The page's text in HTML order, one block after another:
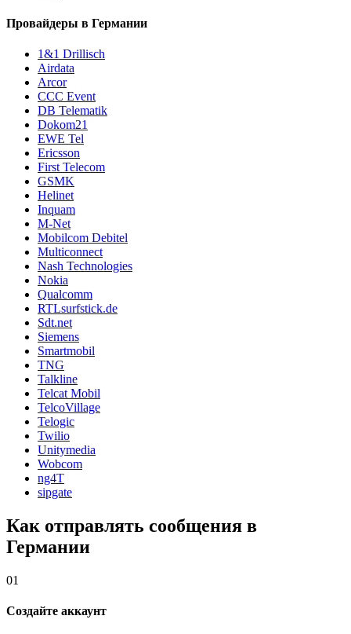
Провайдеры в Германии
1&1 Drillisch
Airdata
Arcor
CCC Event
DB Telematik
Dokom21
EWE Tel
Ericsson
First Telecom
GSMK
Helinet
Inquam
M-Net
Mobilcom Debitel
Multiconnect
Nash Technologies
Nokia
Qualcomm
RTLsurfstick.de
Sdt.net
Siemens
Smartmobil
TNG
Talkline
Telcat Mobil
TelcoVillage
Telogic
Twilio
Unitymedia
Wobcom
ng4T
sipgate
Как отправлять сообщения в
Германии
01
Создайте аккаунт